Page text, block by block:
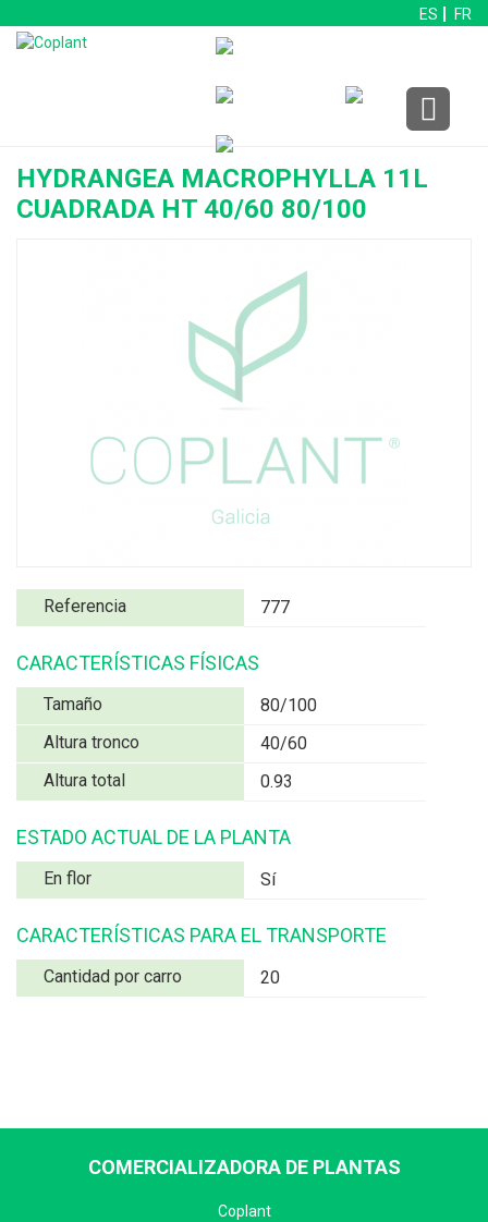
ES FR
HYDRANGEA MACROPHYLLA 11L
CUADRADA HT 40/60 80/100
Referencia 777
CARACTERÍSTICAS FÍSICAS
Tamaño
80/100
Altura tronco
40/60
Altura total
0.93
ESTADO ACTUAL DE LA PLANTA
En flor Sí
CARACTERÍSTICAS PARA EL TRANSPORTE
Cantidad por carro 20
COMERCIALIZADORA DE PLANTAS
Coplant